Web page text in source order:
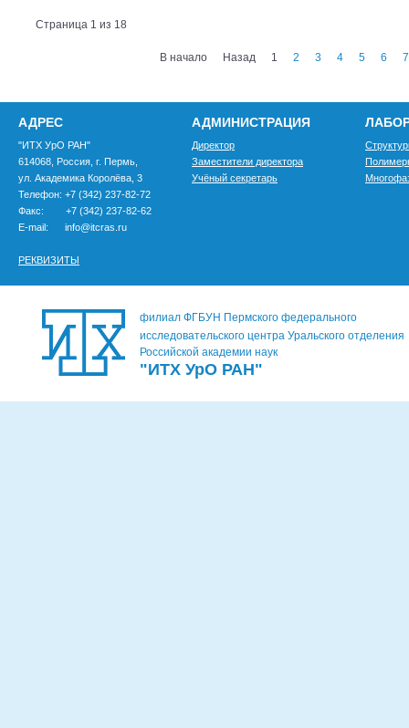
Страница 1 из 18
В начало Назад 1 2 3 4 5 6 7
АДРЕС
"ИТХ УрО РАН"
614068, Россия, г. Пермь,
ул. Академика Королёва, 3
Телефон: +7 (342) 237-82-72
Факс: +7 (342) 237-82-62
E-mail: info@itcras.ru
РЕКВИЗИТЫ
АДМИНИСТРАЦИЯ
Директор
Заместители директора
Учёный секретарь
филиал ФГБУН Пермского федерального
исследовательского центра Уральского отделения
Российской академии наук
"ИТХ УрО РАН"